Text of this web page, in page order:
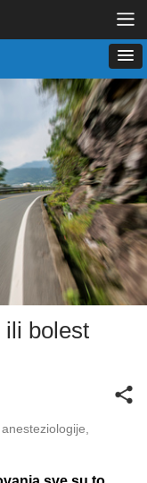
ili bolest